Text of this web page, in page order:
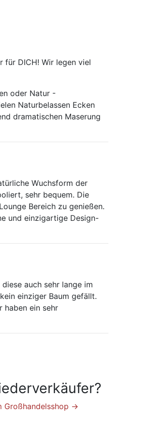
für DICH! Wir legen viel
oder Natur -
Naturbelassen Ecken
dramatischen Maserung
Wuchsform der
sehr bequem. Die
Bereich zu genießen.
und einzigartige Design-
auch sehr lange im
einziger Baum gefällt.
haben ein sehr
Großhandelsshop →